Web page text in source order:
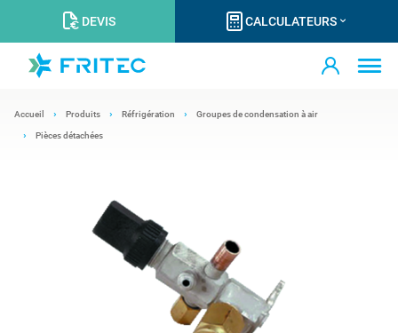
DEVIS CALCULATEURS
Accueil Produits Réfrigération Groupes de condensation à air
Pièces détachées